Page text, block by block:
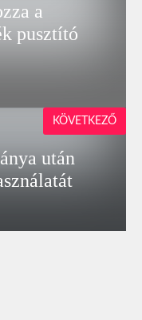
a
pusztító
után
KÖVETKEZŐ